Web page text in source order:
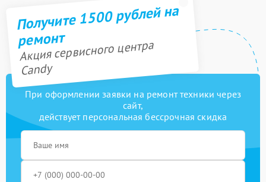
Получите 1500 рублей на
ремонт
Акция сервисного центра
Candy
При оформлении заявки на ремонт техники через
сайт,
действует персональная бессрочная скидка